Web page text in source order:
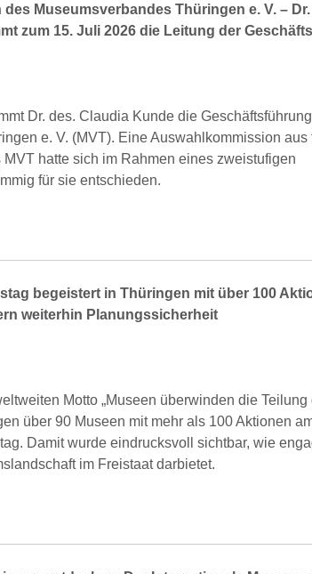
Museumsverbandes Thüringen e. V. –
zum 15. Juli 2026 die Leitung der
Dr. des. Claudia Kunde die
e. V. (MVT). Eine Auswahlkommission aus
hatte sich im Rahmen eines zweistufigen
für sie entschieden.
begeistert in Thüringen mit über 100
weiterhin Planungssicherheit
Motto „Museen überwinden die Teilung
über 90 Museen mit mehr als 100 Aktionen
Damit wurde eindrucksvoll sichtbar, wie
im Freistaat darbietet.